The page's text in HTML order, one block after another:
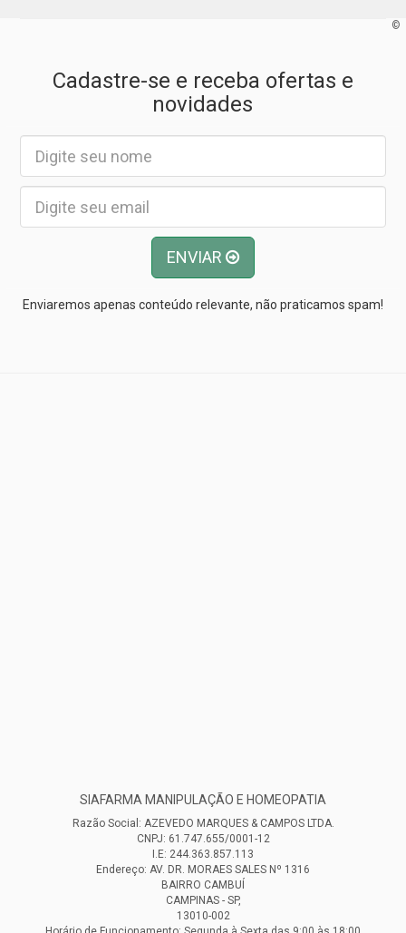
Cadastre-se e receba ofertas e
novidades
ENVIAR
Enviaremos apenas conteúdo relevante, não praticamos spam!
SIAFARMA MANIPULAÇÃO E HOMEOPATIA
Razão Social: AZEVEDO MARQUES & CAMPOS LTDA.
CNPJ: 61.747.655/0001-12
I.E: 244.363.857.113
Endereço: AV. DR. MORAES SALES Nº 1316
BAIRRO CAMBUÍ
CAMPINAS - SP,
13010-002
©